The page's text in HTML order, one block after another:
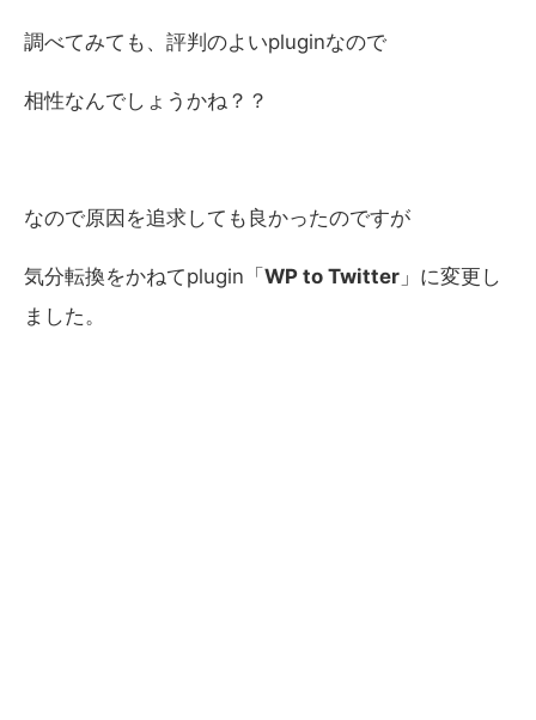
調べてみても、評判のよいpluginなので
相性なんでしょうかね？？
なので原因を追求しても良かったのですが
気分転換をかねてplugin「WP to Twitter 」に変更し
ました。